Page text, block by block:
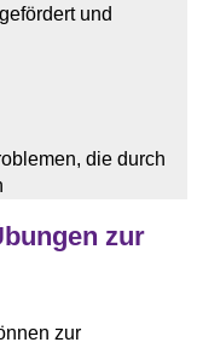
und
die durch
zur
zur